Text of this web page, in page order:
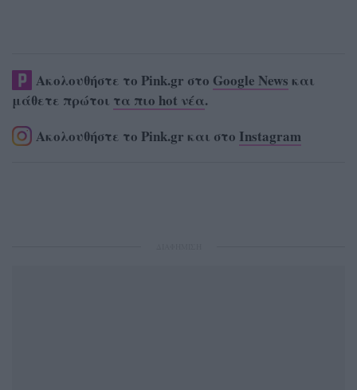
Ακολουθήστε το Pink.gr στο Google News και
μάθετε πρώτοι τα πιο hot νέα.
Ακολουθήστε το Pink.gr και στο Instagram